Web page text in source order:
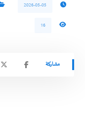
2026-05-05
16